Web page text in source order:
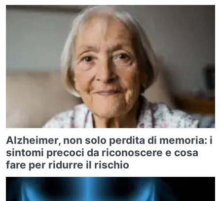
Alzheimer, non solo perdita di memoria: i
sintomi precoci da riconoscere e cosa
fare per ridurre il rischio